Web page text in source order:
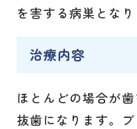
を害する病巣となり
治療内容
ほとんどの場合が
抜歯になります。